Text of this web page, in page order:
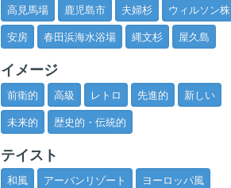
高見馬場
鹿児島市 夫婦杉
ウィルソン株
安房
春田浜海水浴場 縄文杉 屋久島
イメージ
前衛的 高級 レトロ 先進的
新しい
未来的
歴史的・伝統的
テイスト
和風 アーバンリゾート ヨーロッパ風